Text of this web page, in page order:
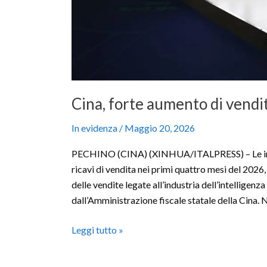
Cina, forte aumento di
In evidenza / Maggio 20, 2026
PECHINO (CINA) (XINHUA/ITALPRESS) – Le
ricavi di vendita nei primi quattro mesi del
delle vendite legate all’industria
dall’Amministrazione fiscale statale della
Leggi tutto »